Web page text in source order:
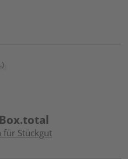
für Stückgut